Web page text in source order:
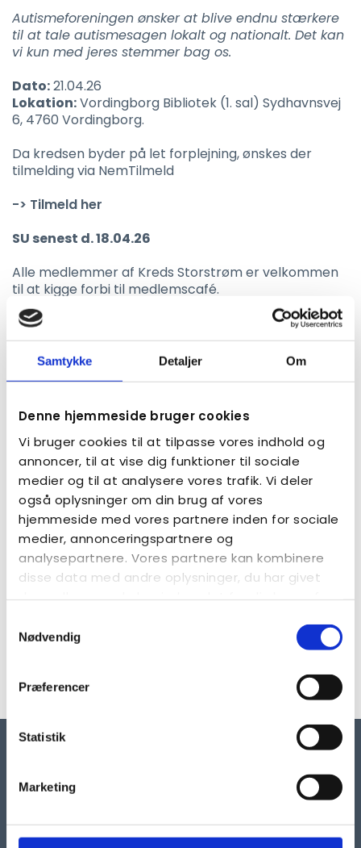
Samtykke Detaljer Om
Denne hjemmeside bruger cookies
Vi bruger cookies til at tilpasse vores indhold og
annoncer, til at vise dig funktioner til sociale
medier og til at analysere vores trafik. Vi deler
også oplysninger om din brug af vores
hjemmeside med vores partnere inden for sociale
medier, annonceringspartnere og
analysepartnere. Vores partnere kan kombinere
disse data med andre oplysninger, du har givet
dem, eller som de har indsamlet fra din brug af
Nødvendig
Præferencer
Statistik
Marketing
Autismeforeningen ønsker at blive endnu stærkere
til at tale autismesagen lokalt og nationalt. Det kan
vi kun med jeres stemmer bag os.
Dato:21.04.26
Lokation:Vordingborg Bibliotek (1. sal) Sydhavnsvej
6, 4760 Vordingborg.
Da kredsen byder på let forplejning, ønskes der
tilmelding via NemTilmeld
-> Tilmeld her
SU senest d. 18.04.26
Alle medlemmer af Kreds Storstrøm er velkommen
til at kigge forbi til medlemscafé.
Bare rolig - kredsens formand vil naturligvis også
være til stede på aftenen :-)
Aktiviteter og arrangementer i kredsen
SE AKTIVITETER